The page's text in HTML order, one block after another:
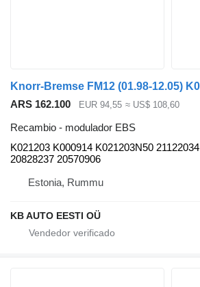
ARS 162.100 EUR 94,55 ≈ US$ 108,60
Recambio - modulador EBS
K021203 K000914 K021203N50 21122034
20828237 20570906
Estonia, Rummu
KB AUTO EESTI OÜ